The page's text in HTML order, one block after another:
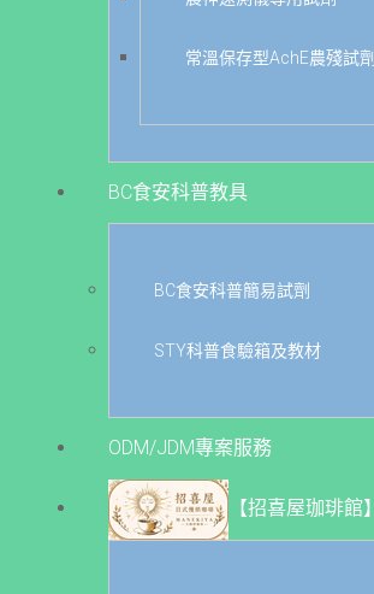
常溫保存型AchE農殘試劑
BC食安科普教具
BC食安科普簡易試劑
STY科普食驗箱及教材
ODM/JDM專案服務
【招喜屋珈琲館】